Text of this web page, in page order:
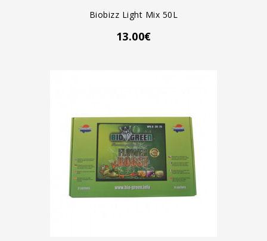
Biobizz Light Mix 50L
13.00€